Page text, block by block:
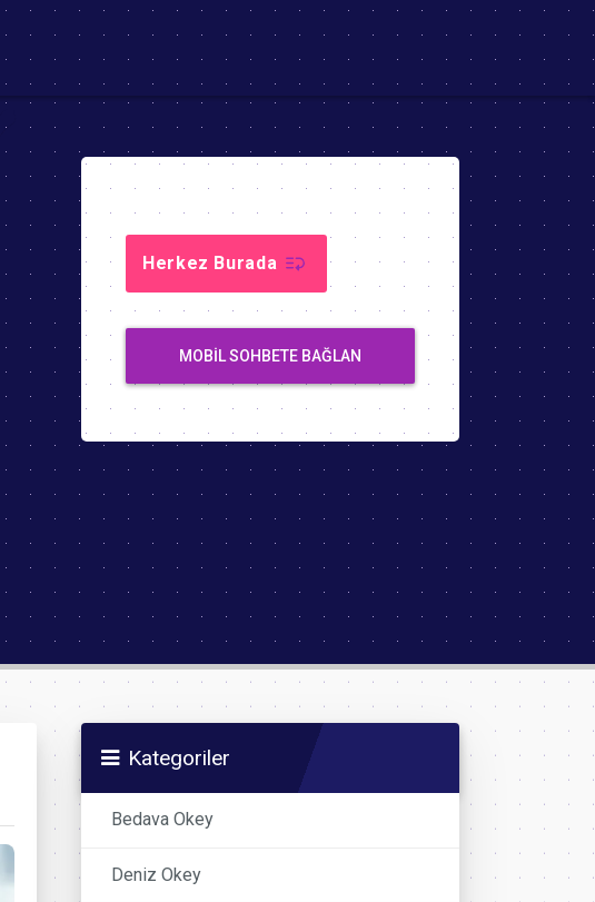
Herkez Burada
MOBIL SOHBETE BAĞLAN
Kategoriler
Bedava Okey
Deniz Okey